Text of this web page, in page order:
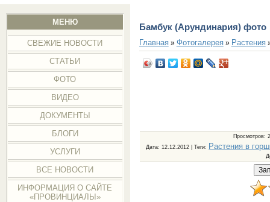
МЕНЮ
СВЕЖИЕ НОВОСТИ
СТАТЬИ
ФОТО
ВИДЕО
ДОКУМЕНТЫ
БЛОГИ
УСЛУГИ
ВСЕ НОВОСТИ
ИНФОРМАЦИЯ О САЙТЕ
«ПРОВИНЦИАЛЫ»
Бамбук (Арундинария) фото
Главная» Фотогалерея» Растения
Просмотров:
Дата: 12.12.2012 |Теги: Растения в